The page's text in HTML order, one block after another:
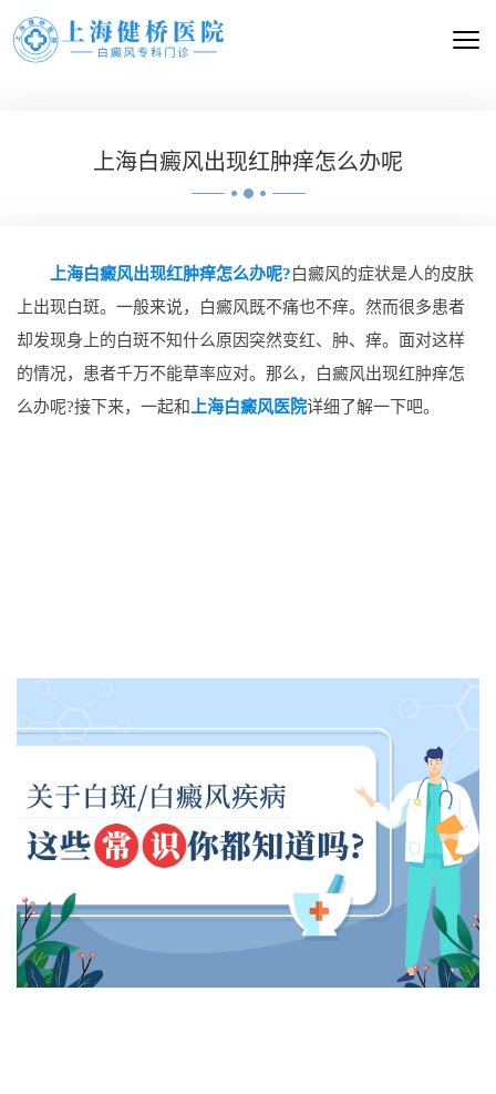
上海白癜风出现红肿痒怎么办呢
上海白癜风出现红肿痒怎么办呢?白癜风的症状是人的皮肤
上出现白斑。一般来说，白癜风既不痛也不痒。然而很多患者
却发现身上的白斑不知什么原因突然变红、肿、痒。面对这样
的情况，患者千万不能草率应对。那么，白癜风出现红肿痒怎
么办呢?接下来，一起和
上海白癜风医院详细了解一下吧。